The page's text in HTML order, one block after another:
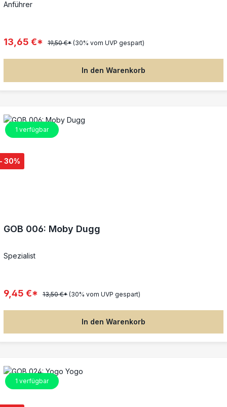
Anführer
13,65 €* 19,50 €* (30% vom UVP gespart)
In den Warenkorb
1 verfügbar
30%
GOB 006: Moby Dugg
Spezialist
9,45 €* 13,50 €* (30% vom UVP gespart)
In den Warenkorb
1 verfügbar